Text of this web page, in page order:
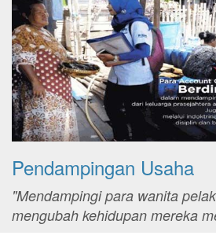
Pendampingan Usaha
"Mendampingi para wanita
mengubah kehidupan mereka